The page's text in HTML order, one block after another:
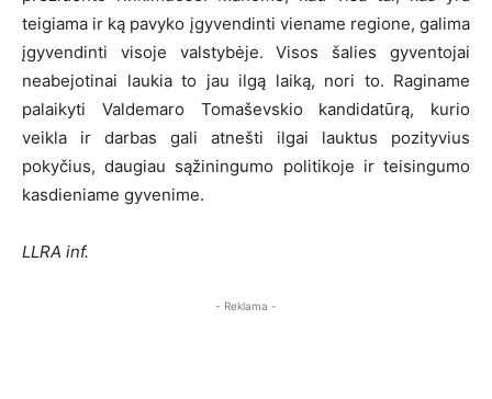
teigiama ir ką pavyko įgyvendinti viename regione, galima
įgyvendinti visoje valstybėje. Visos šalies gyventojai
neabejotinai laukia to jau ilgą laiką, nori to. Raginame
palaikyti Valdemaro Tomaševskio kandidatūrą, kurio
veikla ir darbas gali atnešti ilgai lauktus pozityvius
pokyčius, daugiau sąžiningumo politikoje ir teisingumo
kasdieniame gyvenime.
LLRA inf.
- Reklama -